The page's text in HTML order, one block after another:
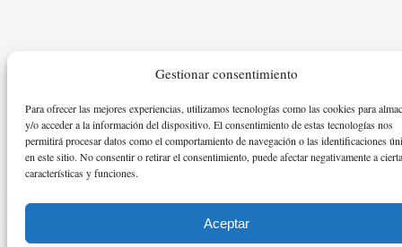
Gestionar consentimiento
Para ofrecer las mejores experiencias, utilizamos tecnologías como las cookies para
y/o acceder a la información del dispositivo. El consentimiento de estas tecnologías nos
permitirá procesar datos como el comportamiento de navegación o las identificaciones
en este sitio. No consentir o retirar el consentimiento, puede afectar negativamente a
características y funciones.
Aceptar